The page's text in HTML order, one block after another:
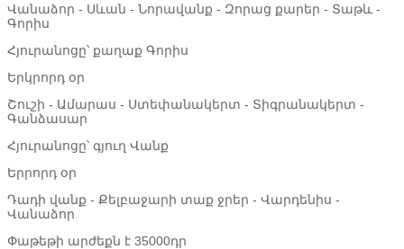
Վանաձոր - Սևան - Նորավանք - Զորաց քարեր - Տաթև -
Գորիս
Հյուրանոցը՝ քաղաք Գորիս
Երկրորդ օր
Շուշի - Ամարաս - Ստեփանակերտ - Տիգրանակերտ -
Գանձասար
Հյուրանոցը՝ գյուղ Վանք
Երրորդ օր
Դադի վանք - Քելբաջարի տաք ջրեր - Վարդենիս -
Վանաձոր
Փաթեթի արժեքն է 35000դր